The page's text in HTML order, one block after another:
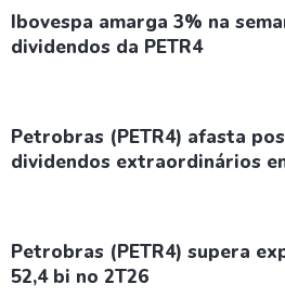
Ibovespa amarga 3% na
dividendos da PETR4
Petrobras (PETR4) afasta
dividendos extraordinários
Petrobras (PETR4) supera
52,4 bi no 2T26